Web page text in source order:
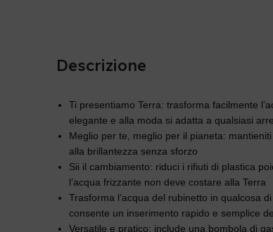
Descrizione
Ti presentiamo Terra: trasforma facilmente
elegante e alla moda si adatta a qualsiasi
Meglio per te, meglio per il pianeta:
alla brillantezza senza sforzo
Sii il cambiamento: riduci i rifiuti di plastica
l’acqua frizzante non deve costare alla Terra
Trasforma l’acqua del rubinetto in qualcosa
consente un inserimento rapido e semplice
Versatile e pratico: include una bombola di